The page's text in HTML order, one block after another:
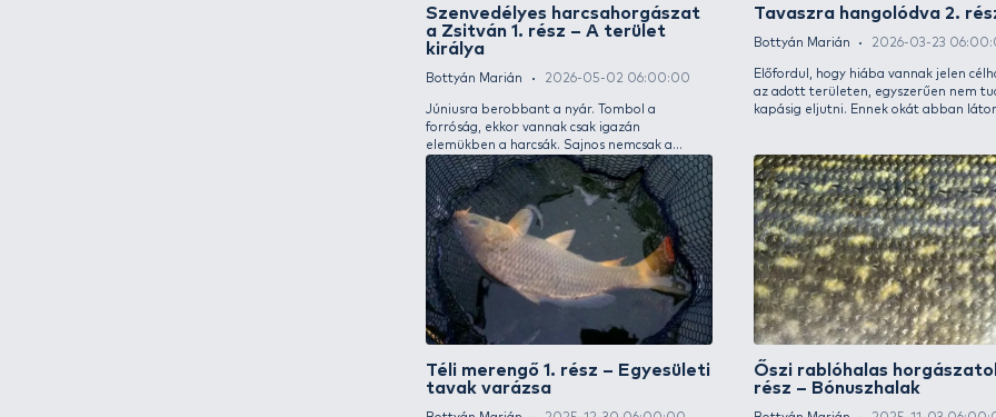
Szenvedélyes harcsahorgászat
a Zsitván 1. rész – A terület